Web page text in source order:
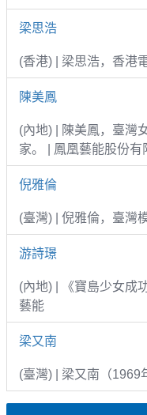
梁思浩
(香港) | 梁思浩，香港
陳美鳳
(內地) | 陳美鳳，臺灣
家。 | 鳳凰藝能股份有
倪雅倫
(臺灣) | 倪雅倫，臺灣
游詩璟
(內地) | 《寶島少女成
藝能
梁又南
(臺灣) | 梁又南（1969